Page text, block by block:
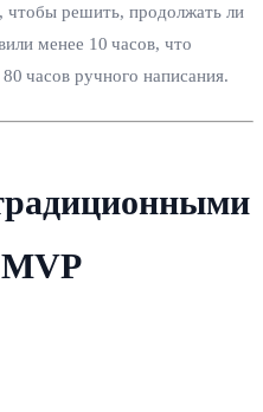
чтобы решить, продолжать ли
менее 10 часов, что
часов ручного написания.